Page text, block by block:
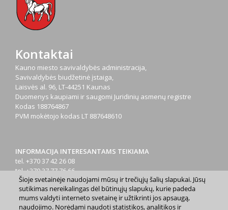
Kontaktai
Kauno miesto savivaldybės administracija,
Savivaldybės biudžetinė įstaiga,
Laisvės al. 96, LT-44251 Kaunas
Duomenys kaupiami ir saugomi Juridinių asmenų registre
Kodas 188764867
PVM mokėtojo kodas LT 887648610
INFORMACIJA INTERESANTAMS TEIKIAMA
tel. +370 37 42 26 08
tel. +370 37 77 76 66
tel. +370 660 07000
el. p.info@kaunas.lt
Šioje svetainėje naudojami mūsų ir trečiųjų šalių slapukai. Jūsų
sutikimas nereikalingas dėl būtinųjų slapukų, kurie padeda
mums valdyti interneto svetainę ir užtikrinti jos apsaugą,
naudojimo. Norėdami naudoti statistikos, analitikos ir